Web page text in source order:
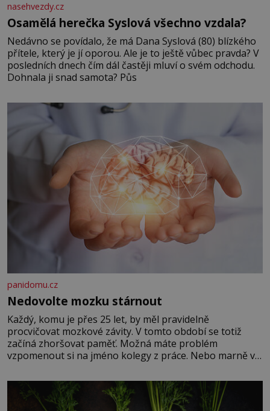
nasehvezdy.cz
Osamělá herečka Syslová všechno vzdala?
Nedávno se povídalo, že má Dana Syslová (80) blízkého
přítele, který je jí oporou. Ale je to ještě vůbec pravda? V
posledních dnech čím dál častěji mluví o svém odchodu.
Dohnala ji snad samota? Půs
panidomu.cz
Nedovolte mozku stárnout
Každý, komu je přes 25 let, by měl pravidelně
procvičovat mozkové závity. V tomto období se totiž
začíná zhoršovat paměť. Možná máte problém
vzpomenout si na jméno kolegy z práce. Nebo marně v
Je to opravdu tak, s věkem jako kdyby se paměť
rozhodla stávkovat. Cvičte